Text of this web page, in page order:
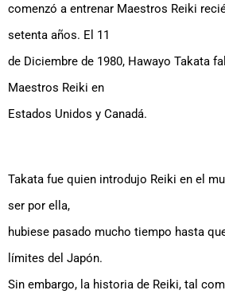
comenzó a entrenar Maestros Reiki
setenta años. El 11
de Diciembre de 1980, Hawayo Takata
Maestros Reiki en
Estados Unidos y Canadá.
Takata fue quien introdujo Reiki en el
ser por ella,
hubiese pasado mucho tiempo hasta
límites del Japón.
Sin embargo, la historia de Reiki, tal